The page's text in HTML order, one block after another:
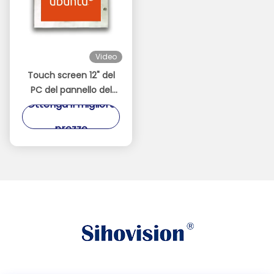
Video
Touch screen 12" del
PC del pannello del
sistema di Ubuntu IP67
Ottenga il migliore
prezzo